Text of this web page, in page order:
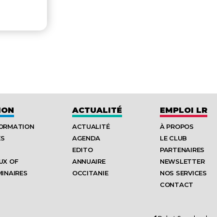
OF
ACTUALITÉ
ACTUALITÉ
AGENDA
EDITO
ANNUAIRE
OCCITANIE
EMPLOI LR
À PROPOS
LE CLUB
PARTENAIRES
NEWSLETTER
NOS SERVICES
CONTACT